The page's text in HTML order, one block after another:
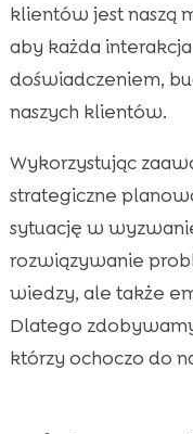
klientów jest naszą
aby każda
doświadczeniem,
naszych klientów.
Wykorzystując
strategiczne
sytuację w
rozwiązywanie
wiedzy, ale także
Dlatego
którzy ochoczo do